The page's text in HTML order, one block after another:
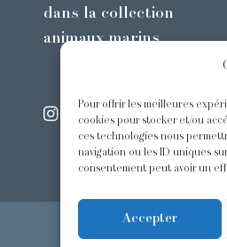
Pour offrir les meilleures
cookies pour stocker et/ou
ces technologies nous
navigation ou les ID uniques
consentement peut avoir un
Accepter
dans la collection
animaux marins
@odiot.paris @Odiot